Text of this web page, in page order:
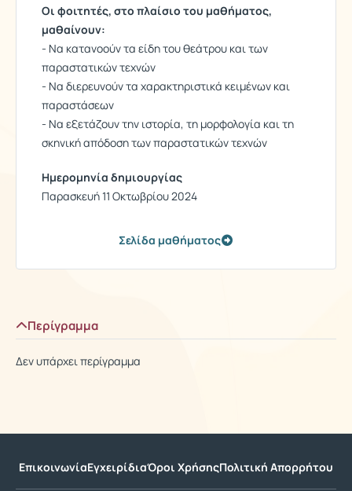
Οι φοιτητές, στο πλαίσιο του μαθήματος,
μαθαίνουν:
- Να κατανοούν τα είδη του θεάτρου και των
παραστατικών τεχνών
- Να διερευνούν τα χαρακτηριστικά κειμένων και
παραστάσεων
- Να εξετάζουν την ιστορία, τη μορφολογία και τη
σκηνική απόδοση των παραστατικών τεχνών
Ημερομηνία δημιουργίας
Παρασκευή 11 Οκτωβρίου 2024
Σελίδα μαθήματος
Περίγραμμα
Δεν υπάρχει περίγραμμα
ΕπικοινωνίαΕγχειρίδιαΌροι ΧρήσηςΠολιτική Απορρήτου